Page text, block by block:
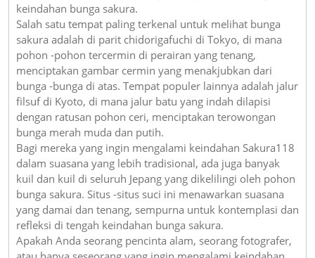
keindahan bunga sakura.
Salah satu tempat paling terkenal untuk melihat bunga
sakura adalah di parit chidorigafuchi di Tokyo, di mana
pohon -pohon tercermin di perairan yang tenang,
menciptakan gambar cermin yang menakjubkan dari
bunga -bunga di atas. Tempat populer lainnya adalah jalur
filsuf di Kyoto, di mana jalur batu yang indah dilapisi
dengan ratusan pohon ceri, menciptakan terowongan
bunga merah muda dan putih.
Bagi mereka yang ingin mengalami keindahan Sakura118
dalam suasana yang lebih tradisional, ada juga banyak
kuil dan kuil di seluruh Jepang yang dikelilingi oleh pohon
bunga sakura. Situs -situs suci ini menawarkan suasana
yang damai dan tenang, sempurna untuk kontemplasi dan
refleksi di tengah keindahan bunga sakura.
Apakah Anda seorang pencinta alam, seorang fotografer,